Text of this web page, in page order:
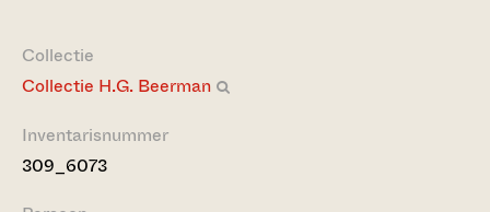
Collectie
Collectie H.G. Beerman
Inventarisnummer
309_6073